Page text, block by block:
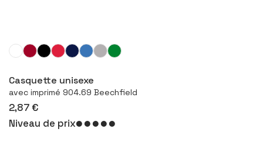
Configurer le produit
Casquette unisexe
avec imprimé 904.69 Beechfield
2,87 €
Niveau de prix